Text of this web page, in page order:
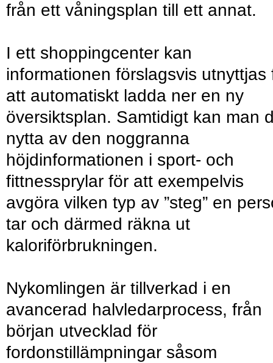
från ett våningsplan till ett annat.
I ett shoppingcenter kan
informationen förslagsvis utnyttjas
att automatiskt ladda ner en ny
översiktsplan. Samtidigt kan man
nytta av den noggranna
höjdinformationen i sport- och
fittnessprylar för att exempelvis
avgöra vilken typ av ”steg” en
tar och därmed räkna ut
kaloriförbrukningen.
Nykomlingen är tillverkad i en
avancerad halvledarprocess, från
början utvecklad för
fordonstillämpningar såsom